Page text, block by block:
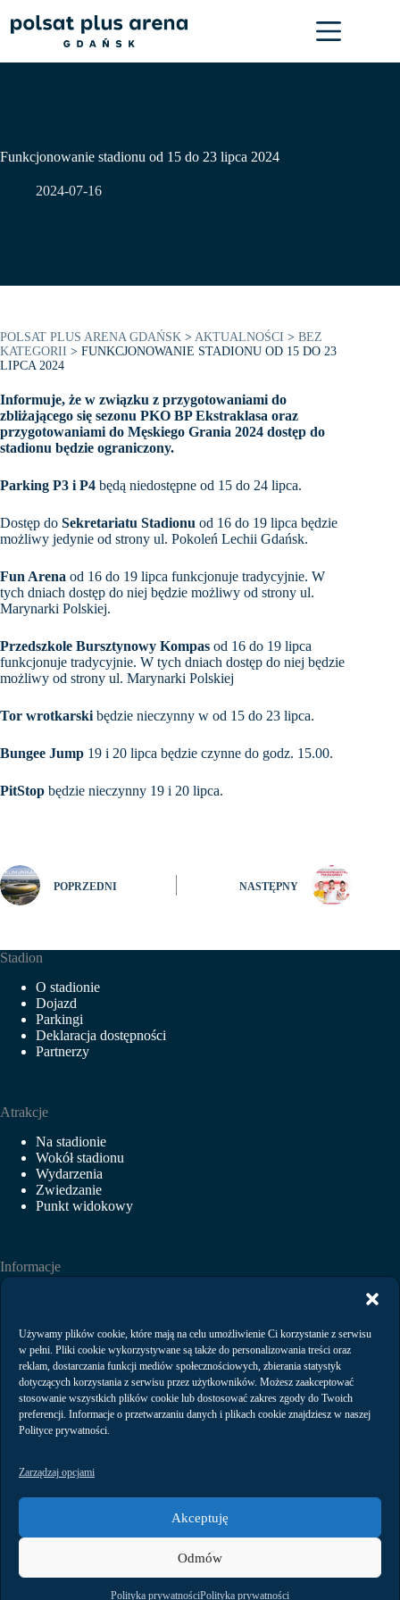
Używamy plików cookie, które mają na celu umożliwienie Ci korzystanie z serwisu
w pełni. Pliki cookie wykorzystywane są także do personalizowania treści oraz
reklam, dostarczania funkcji mediów społecznościowych, zbierania statystyk
dotyczących korzystania z serwisu przez użytkowników. Możesz zaakceptować
stosowanie wszystkich plików cookie lub dostosować zakres zgody do Twoich
preferencji. Informacje o przetwarzaniu danych i plikach cookie znajdziesz w naszej
Polityce prywatności.
Zarządzaj opcjami
Akceptuję
Odmów
Polityka prywatnościPolityka prywatności
do
treści
Funkcjonowanie stadionu od 15 do 23 lipca 2024
2024-07-16
POLSAT PLUS ARENA GDAŃSK > AKTUALNOŚCI > BEZ
KATEGORII > FUNKCJONOWANIE STADIONU OD 15 DO 23
LIPCA 2024
Informuje, że w związku z przygotowaniami do
zbliżającego się sezonu PKO BP Ekstraklasa oraz
przygotowaniami do Męskiego Grania 2024 dostęp do
stadionu będzie ograniczony.
Parking P3 i P4 będą niedostępne od 15 do 24 lipca.
Dostęp do Sekretariatu Stadionu od 16 do 19 lipca będzie
możliwy jedynie od strony ul. Pokoleń Lechii Gdańsk.
Fun Arena od 16 do 19 lipca funkcjonuje tradycyjnie. W
tych dniach dostęp do niej będzie możliwy od strony ul.
Marynarki Polskiej.
Przedszkole Bursztynowy Kompas od 16 do 19 lipca
funkcjonuje tradycyjnie. W tych dniach dostęp do niej będzie
możliwy od strony ul. Marynarki Polskiej
Tor wrotkarski będzie nieczynny w od 15 do 23 lipca.
Bungee Jump 19 i 20 lipca będzie czynne do godz. 15.00.
PitStop będzie nieczynny 19 i 20 lipca.
POPRZEDNI NASTĘPNY
Stadion
O stadionie
Dojazd
Parkingi
Deklaracja dostępności
Partnerzy
Atrakcje
Na stadionie
Wokół stadionu
Wydarzenia
Zwiedzanie
Punkt widokowy
Informacje
Wynajem
Regulaminy
Polityka prywatności
Kontakt
80-560 Gdańsk